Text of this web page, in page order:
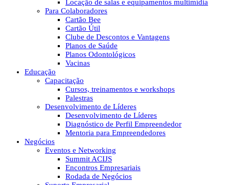
Locação de salas e equipamentos multimídia
Para Colaboradores
Cartão Bee
Cartão Útil
Clube de Descontos e Vantagens
Planos de Saúde
Planos Odontológicos
Vacinas
Educação
Capacitação
Cursos, treinamentos e workshops
Palestras
Desenvolvimento de Líderes
Desenvolvimento de Líderes
Diagnóstico de Perfil Empreendedor
Mentoria para Empreendedores
Negócios
Eventos e Networking
Summit ACIJS
Encontros Empresariais
Rodada de Negócios